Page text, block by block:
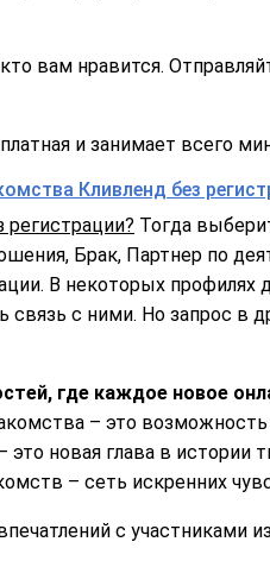
вам нравится.
и занимает всего
Кливленд без
Тогда
Брак, Партнер по
В некоторых профилях
с ними. Но запрос в
где каждое новое
– это
это новая глава в
– сеть искренних
с участниками